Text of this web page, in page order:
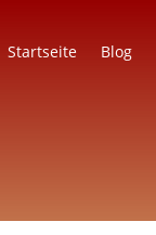
Startseite Blog